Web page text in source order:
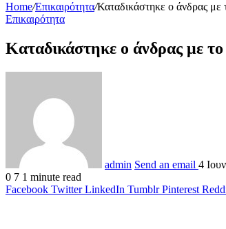
Home/Επικαιρότητα/Καταδικάστηκε ο άνδρας με
Επικαιρότητα
Καταδικάστηκε ο άνδρας με
admin Send an email 4
0 7 1 minute read
Facebook Twitter LinkedIn Tumblr Pinterest